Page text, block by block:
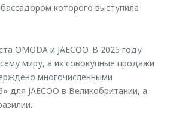
которого выступила
OMODA и JAECOO. В 2025 году
миру, а их совокупные продажи
многочисленными
JAECOO в Великобритании, а